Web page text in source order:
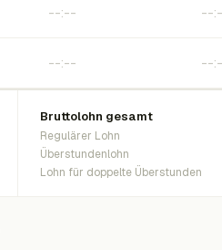
Bruttolohn gesamt
Regulärer Lohn
Überstundenlohn
Lohn für doppelte Überstunden